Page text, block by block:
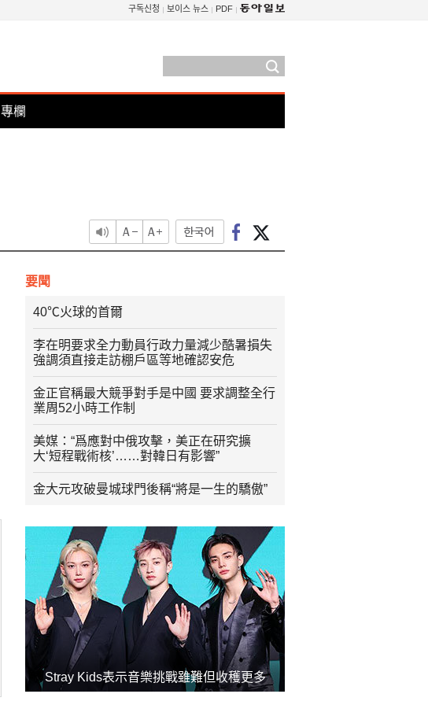
구독신청 보이스 뉴스 PDF
專欄
要聞
40℃火球的首爾
李在明要求全力動員行政力量減少酷暑損失
強調須直接走訪棚戶區等地確認安危
金正官稱最大競爭對手是中國 要求調整全行
業周52小時工作制
美媒：“爲應對中俄攻擊，美正在研究擴
大‘短程戰術核’……對韓日有影響”
金大元攻破曼城球門後稱“將是一生的驕傲”
Stray Kids表示音樂挑戰雖難但收穫更多